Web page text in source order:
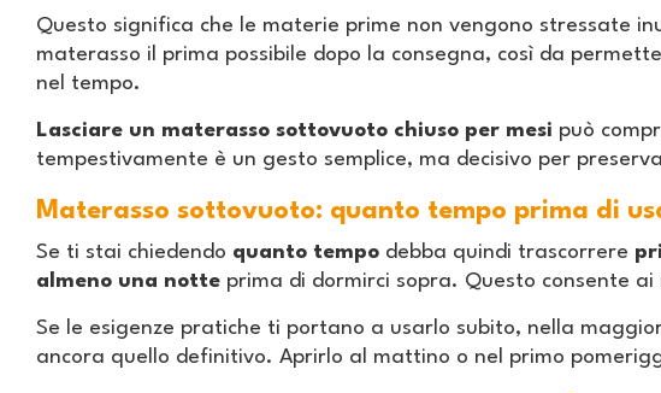
Questo significa che le materie prime non vengono stressate
materasso il prima possibile dopo la consegna, così da
nel tempo.
Lasciare un materasso sottovuoto chiuso per mesi può
tempestivamente è un gesto semplice, ma decisivo per
Materasso sottovuoto: quanto tempo prima di
Se ti stai chiedendo quanto tempo debba quindi trascorrere
almeno una notte prima di dormirci sopra. Questo consente
Se le esigenze pratiche ti portano a usarlo subito, nella
ancora quello definitivo. Aprirlo al mattino o nel primo